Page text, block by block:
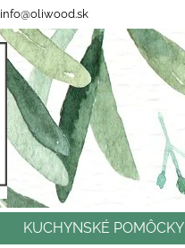
info@oliwood.sk
KUCHYNSKÉ POMÔCKY